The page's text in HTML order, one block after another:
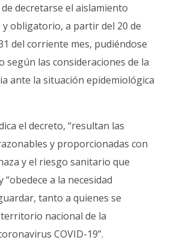
decretarse el aislamiento
obligatorio, a partir del 20 de
del corriente mes, pudiéndose
según las consideraciones de la
ante la situación epidemiológica
el decreto, “resultan las
y proporcionadas con
y el riesgo sanitario que
a la necesidad
tanto a quienes se
nacional de la
COVID-19”.